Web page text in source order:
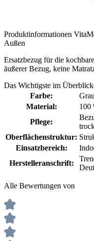
Produktinformationen
Außen
Ersatzbezug für die
äußerer Bezug, keine
Das Wichtigste im Überblick
Farbe:
Grau
Material:
100
Pflege:
Oberflächenstruktur:
Einsatzbereich:
Herstelleranschrift:
Alle Bewertungen von